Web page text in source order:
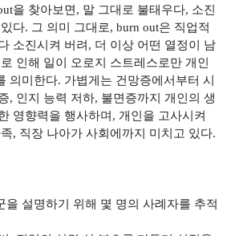
을 찾아보면, 말 그대로 불태우다, 소진
다. 그 의미 그대로, burn out은 직업적
소진시켜 버려, 더 이상 어떤 열정이 남
인해 일이 오로지 스트레스로만 개인
의미한다. 가볍게는 건망증에서부터 시
, 인지 능력 저하, 불면증까지 개인의 생
영향력을 행사하며, 개인을 고사시켜
, 직장 나아가 사회에까지 미치고 있다.
을 설명하기 위해 몇 명의 사례자를 추적